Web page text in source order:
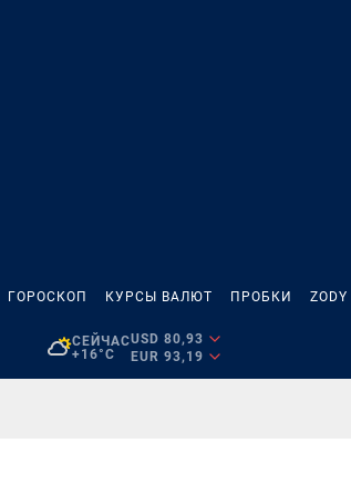
ГОРОСКОП КУРСЫ ВАЛЮТ ПРОБКИ ZODY
СЕЙЧАС
+16°C
USD 80,93
EUR 93,19